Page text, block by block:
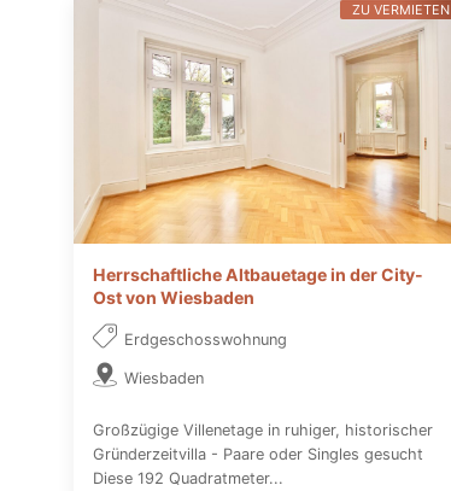
Herrschaftliche Altbauetage in der City-
Ost von Wiesbaden
Erdgeschosswohnung
Wiesbaden
Großzügige Villenetage in ruhiger, historischer
Gründerzeitvilla - Paare oder Singles gesucht
Diese 192 Quadratmeter...
ZU VERMIETEN